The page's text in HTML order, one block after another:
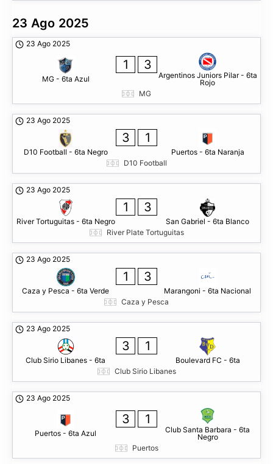
23 Ago 2025
23 Ago 2025
MG - 6ta Azul
1 3
Argentinos Juniors Pilar - 6ta
Rojo
MG
23 Ago 2025
D10 Football - 6ta Negro
3 1
Puertos - 6ta Naranja
D10 Football
23 Ago 2025
River Tortuguitas - 6ta Negro
1 3
San Gabriel - 6ta Blanco
River Plate Tortuguitas
23 Ago 2025
Caza y Pesca - 6ta Verde
1 3
Marangoni - 6ta Nacional
Caza y Pesca
23 Ago 2025
Club Sirio Libanes - 6ta
3 1
Boulevard FC - 6ta
Club Sirio Libanes
23 Ago 2025
Puertos - 6ta Azul
3 1
Club Santa Barbara - 6ta
Negro
Puertos